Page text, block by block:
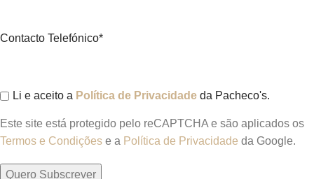
Contacto Telefónico*
Li e aceito a Política de Privacidade da Pacheco's.
Este site está protegido pelo reCAPTCHA e são aplicados os
Termos e Condições e a Política de Privacidade da Google.